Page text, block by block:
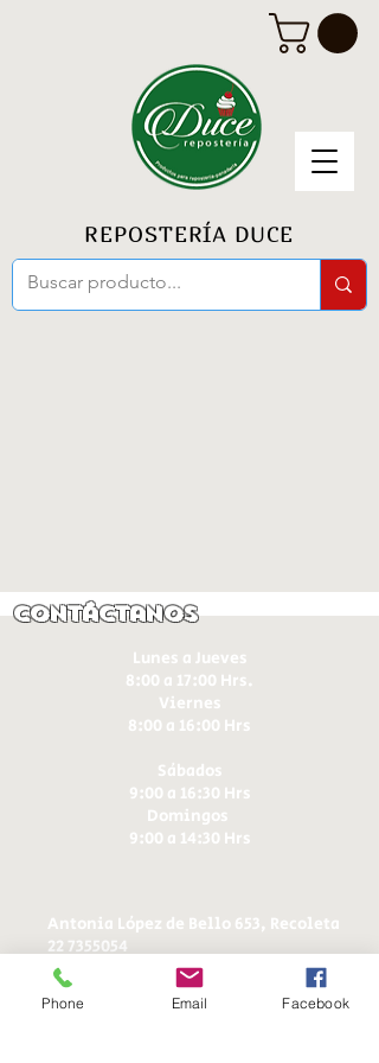
REPOSTERÍA DUCE
Contáctanos
Lunes a Jueves
8:00 a 17:00 Hrs.
Viernes
8:00 a 16:00 Hrs​
Sábados
9:00 a 16:30 Hrs
Domingos
9:00 a 14:30 Hrs
Antonia López de Bello 653, Recoleta
22 7355054
22 7375725
+56 9 75224598
ducereposteria@gmail.com
Phone Email Facebook